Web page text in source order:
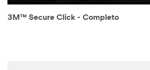
3M™ Secure Click - Completo